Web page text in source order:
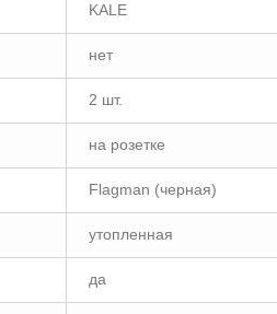
KALE
нет
2 шт.
на розетке
Flagman (черная)
утопленная
да